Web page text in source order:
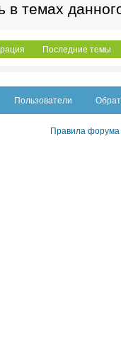
в темах
Последние темы
Пользователи
Правила форума